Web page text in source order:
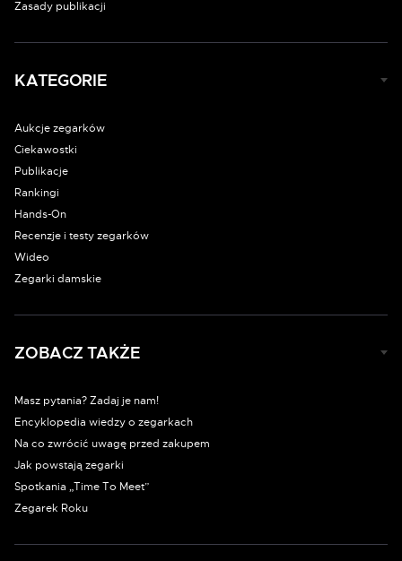
Zasady publikacji
KATEGORIE
Aukcje zegarków
Ciekawostki
Publikacje
Rankingi
Hands-On
Recenzje i testy zegarków
Wideo
Zegarki damskie
ZOBACZ TAKŻE
Masz pytania? Zadaj je nam!
Encyklopedia wiedzy o zegarkach
Na co zwrócić uwagę przed zakupem
Jak powstają zegarki
Spotkania „Time To Meet”
Zegarek Roku